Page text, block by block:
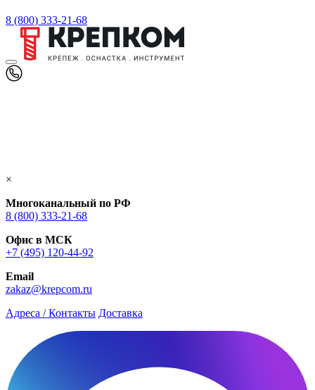
8 (800) 333-21-68
×
Многоканальный по РФ
8 (800) 333‑21-68
Офис в МСК
+7 (495) 120-44-92
Email
zakaz@krepcom.ru
Адреса / Контакты Доставка